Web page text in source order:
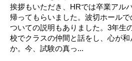
挨拶もいただき、HRでは卒業アル
帰ってもらいました。波切ホール
ついての説明もありました。3年生
校でクラスの仲間と話をし、心が
か。今、試験の真っ...